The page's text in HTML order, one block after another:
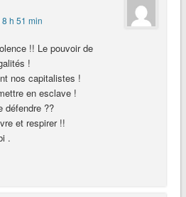
h 51 min
!! Le pouvoir de
!
nos capitalistes !
en esclave !
défendre ??
et respirer !!
.